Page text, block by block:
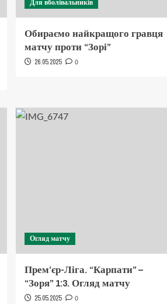
Для вболівальників
Обираємо найкращого гравця
матчу проти “Зорі”
26.05.2025 0
Огляд матчу
Прем’єр-Ліга. “Карпати” –
“Зоря” 1:3. Огляд матчу
25.05.2025 0